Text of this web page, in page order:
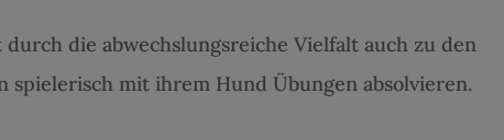
die abwechslungsreiche Vielfalt auch zu den
spielerisch mit ihrem Hund Übungen absolvieren.